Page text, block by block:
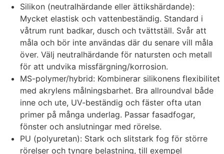
Silikon (neutralhärdande eller ättikshärdande):
Mycket elastisk och vattenbeständig. Standard i
våtrum runt badkar, dusch och tvättställ. Svår att
måla och bör inte användas där du senare vill måla
över. Välj neutralhärdande för natursten och metall
för att undvika missfärgning/korrosion.
MS-polymer/hybrid: Kombinerar silikonens flexibilitet
med akrylens målningsbarhet. Bra allroundval både
inne och ute, UV-beständig och fäster ofta utan
primer på många underlag. Passar fasadfogar,
fönster och anslutningar med rörelse.
PU (polyuretan): Stark och slitstark fog för större
rörelser och tyngre belastning, till exempel